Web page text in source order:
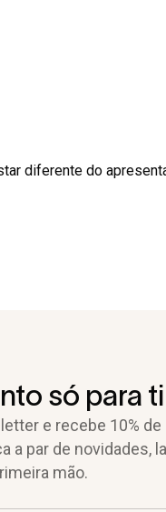
diferente do
só para ti
e recebe 10%
a par de novidades,
mão.